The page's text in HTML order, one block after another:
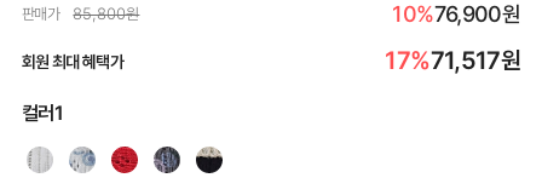
판매가 85,800원 10%76,900원
회원 최대 혜택가 17%71,517원
컬러1